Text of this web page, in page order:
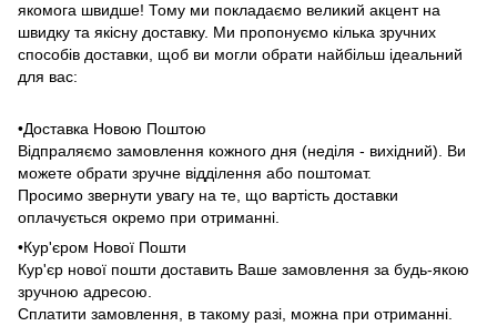
якомога швидше! Тому ми покладаємо великий акцент на
швидку та якісну доставку. Ми пропонуємо кілька зручних
способів доставки, щоб ви могли обрати найбільш ідеальний
для вас:
•Доставка Новою Поштою
Відпраляємо замовлення кожного дня (неділя - вихідний). Ви
можете обрати зручне відділення або поштомат.
Просимо звернути увагу на те, що вартість доставки
оплачується окремо при отриманні.
•Кур'єром Нової Пошти
Кур'єр нової пошти доставить Ваше замовлення за будь-якою
зручною адресою.
Сплатити замовлення, в такому разі, можна при отриманні.